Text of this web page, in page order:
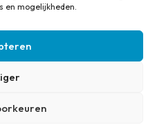
en mogelijkheden.
|